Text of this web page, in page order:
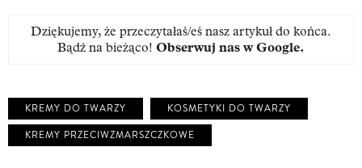
Dziękujemy, że przeczytałaś/eś nasz artykuł do końca.
Bądź na bieżąco! Obserwuj nas w Google.
KREMY DO TWARZY
KOSMETYKI DO TWARZY
KREMY PRZECIWZMARSZCZKOWE